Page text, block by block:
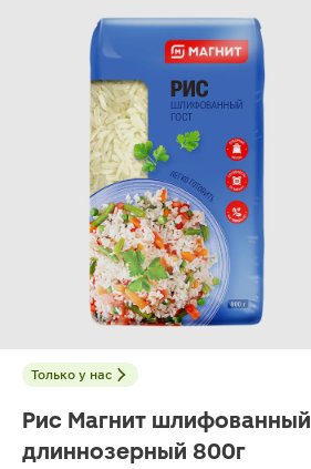
Только у нас
Рис Магнит шлифованный
длиннозерный 800г